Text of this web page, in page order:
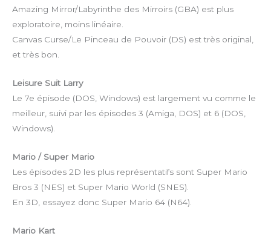
Amazing Mirror/Labyrinthe des Mirroirs (GBA) est plus
exploratoire, moins linéaire.
Canvas Curse/Le Pinceau de Pouvoir (DS) est très original,
et très bon.
Leisure Suit Larry
Le 7e épisode (DOS, Windows) est largement vu comme le
meilleur, suivi par les épisodes 3 (Amiga, DOS) et 6 (DOS,
Windows).
Mario / Super Mario
Les épisodes 2D les plus représentatifs sont Super Mario
Bros 3 (NES) et Super Mario World (SNES).
En 3D, essayez donc Super Mario 64 (N64).
Mario Kart